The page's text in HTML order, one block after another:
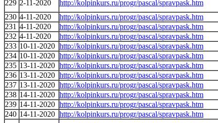
229 2-11-2020
http://kolpinkurs.ru/progr/pascal/spravpask.htm
230 4-11-2020
http://kolpinkurs.ru/progr/pascal/spravpask.htm
231 4-11-2020
http://kolpinkurs.ru/progr/pascal/spravpask.htm
232 4-11-2020
http://kolpinkurs.ru/progr/pascal/spravpask.htm
233 10-11-2020 http://kolpinkurs.ru/progr/pascal/spravpask.htm
234 10-11-2020 http://kolpinkurs.ru/progr/pascal/spravpask.htm
235 13-11-2020 http://kolpinkurs.ru/progr/pascal/spravpask.htm
236 13-11-2020 http://kolpinkurs.ru/progr/pascal/spravpask.htm
237 13-11-2020 http://kolpinkurs.ru/progr/pascal/spravpask.htm
238 14-11-2020 http://kolpinkurs.ru/progr/pascal/spravpask.htm
239 14-11-2020 http://kolpinkurs.ru/progr/pascal/spravpask.htm
240 14-11-2020 http://kolpinkurs.ru/progr/pascal/spravpask.htm